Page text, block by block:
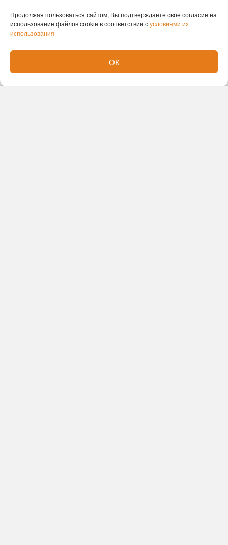
Продолжая пользоваться сайтом, Вы подтверждаете свое согласие на
использование файлов cookie в соответствии сусловиями их
использования
ОК